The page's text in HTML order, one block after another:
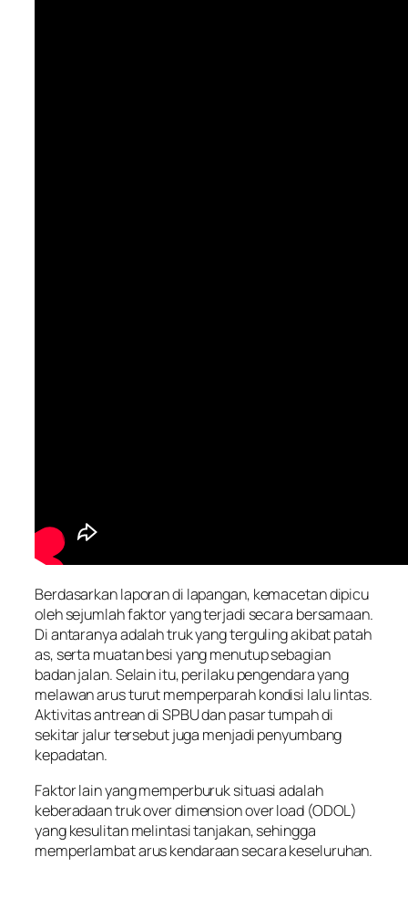
Berdasarkan laporan di lapangan, kemacetan dipicu
oleh sejumlah faktor yang terjadi secara bersamaan.
Di antaranya adalah truk yang terguling akibat patah
as, serta muatan besi yang menutup sebagian
badan jalan. Selain itu, perilaku pengendara yang
melawan arus turut memperparah kondisi lalu lintas.
Aktivitas antrean di SPBU dan pasar tumpah di
sekitar jalur tersebut juga menjadi penyumbang
kepadatan.
Faktor lain yang memperburuk situasi adalah
keberadaan truk over dimension over load (ODOL)
yang kesulitan melintasi tanjakan, sehingga
memperlambat arus kendaraan secara keseluruhan.